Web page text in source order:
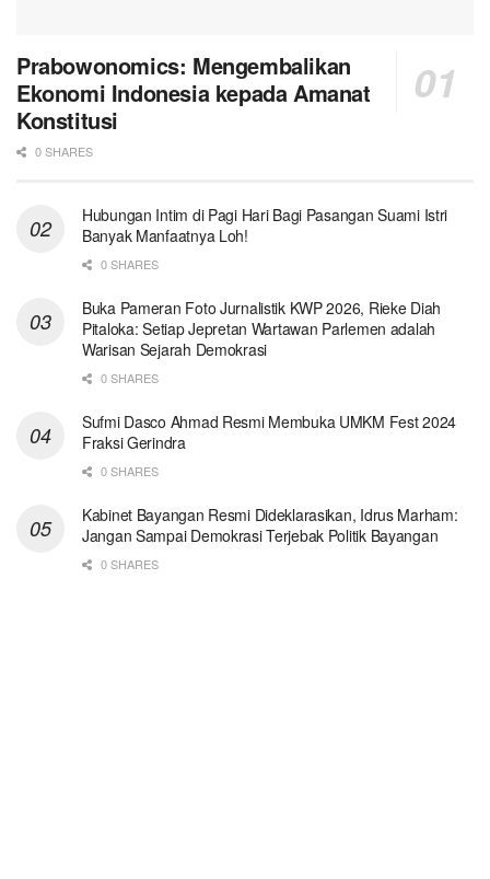
Prabowonomics: Mengembalikan
Ekonomi Indonesia kepada Amanat
Konstitusi
0 SHARES
Hubungan Intim di Pagi Hari Bagi Pasangan Suami Istri
Banyak Manfaatnya Loh!
0 SHARES
Buka Pameran Foto Jurnalistik KWP 2026, Rieke Diah
Pitaloka: Setiap Jepretan Wartawan Parlemen adalah
Warisan Sejarah Demokrasi
0 SHARES
Sufmi Dasco Ahmad Resmi Membuka UMKM Fest 2024
Fraksi Gerindra
0 SHARES
Kabinet Bayangan Resmi Dideklarasikan, Idrus Marham:
Jangan Sampai Demokrasi Terjebak Politik Bayangan
0 SHARES